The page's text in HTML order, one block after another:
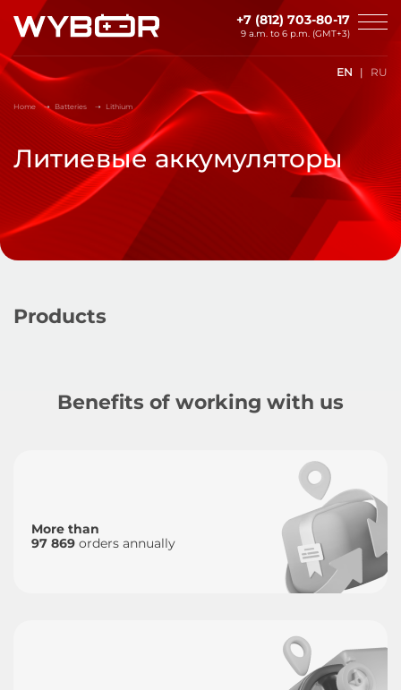
Skip to main content
+7 (812) 703-80-17
9 a.m. to 6 p.m. (GMT+3)
EN RU
Home Batteries Lithium
Литиевые аккумуляторы
Products
Benefits of working with us
More than
97 869 orders annually